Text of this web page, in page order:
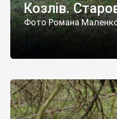
Козлів.
Фото Романа